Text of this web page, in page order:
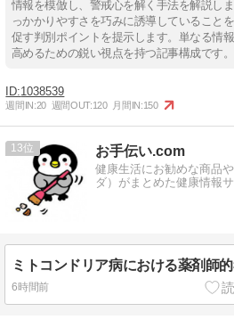
情報を模倣し、警戒心を解く手法を解説し
っかかりやすさを巧みに誘導していること
促す判別ポイントを提示します。単なる情
高めるための鋭い視点を持つ記事構成です。
1038539
週間IN:20 週間OUT:120 月間IN:150
13 お手伝い.com
健康生活にお勧めな商品
ダ）がまとめた健康情報サ
6時間前